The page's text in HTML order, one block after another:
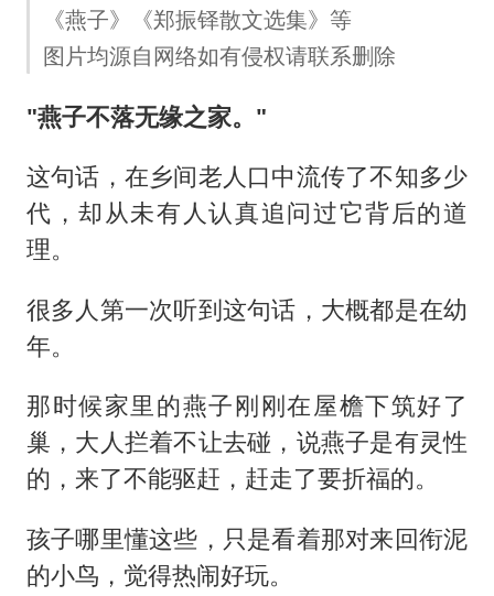
《燕子》《郑振铎散文选集》等
图片均源自网络如有侵权请联系删除
"燕子不落无缘之家。"
这句话，在乡间老人口中流传了不知多少
代，却从未有人认真追问过它背后的道
理。
很多人第一次听到这句话，大概都是在幼
年。
那时候家里的燕子刚刚在屋檐下筑好了
巢，大人拦着不让去碰，说燕子是有灵性
的，来了不能驱赶，赶走了要折福的。
孩子哪里懂这些，只是看着那对来回衔泥
的小鸟，觉得热闹好玩。